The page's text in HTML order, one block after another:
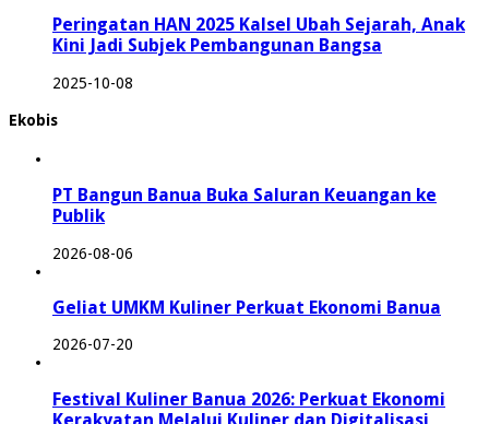
Peringatan HAN 2025 Kalsel Ubah Sejarah, Anak
Kini Jadi Subjek Pembangunan Bangsa
2025-10-08
Ekobis
PT Bangun Banua Buka Saluran Keuangan ke
Publik
2026-08-06
Geliat UMKM Kuliner Perkuat Ekonomi Banua
2026-07-20
Festival Kuliner Banua 2026: Perkuat Ekonomi